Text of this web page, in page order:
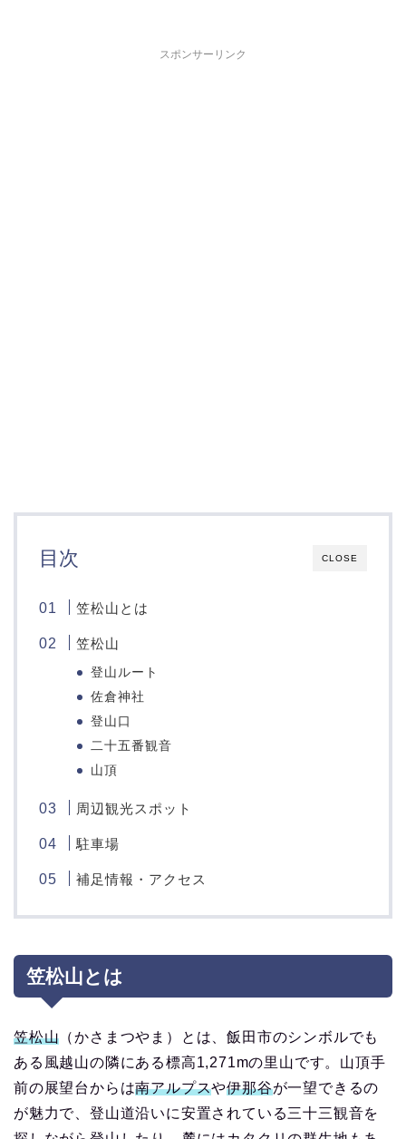
スポンサーリンク
CLOSE
目次
笠松山とは
笠松山
登山ルート
佐倉神社
登山口
二十五番観音
山頂
周辺観光スポット
駐車場
補足情報・アクセス
笠松山とは
笠松山 （かさまつやま）とは、飯田市のシンボルでも
ある風越山の隣にある標高1,271mの里山です。山頂手
前の展望台からは南アルプスや伊那谷が一望できるの
が魅力で、登山道沿いに安置されている三十三観音を